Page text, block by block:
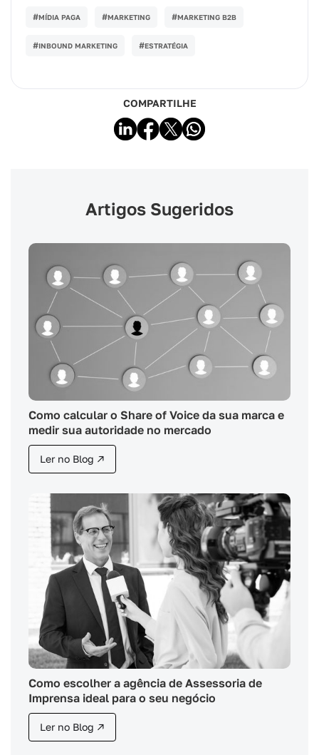
#MÍDIA PAGA #MARKETING #MARKETING B2B
#INBOUND MARKETING #ESTRATÉGIA
COMPARTILHE
Artigos Sugeridos
Como calcular o Share of Voice da sua marca e
medir sua autoridade no mercado
Ler no Blog ↗
Como escolher a agência de Assessoria de
Imprensa ideal para o seu negócio
Ler no Blog ↗